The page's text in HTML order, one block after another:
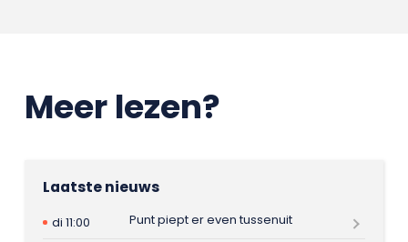
Meer lezen?
Laatste nieuws
di 11:00
Punt piept er even tussenuit